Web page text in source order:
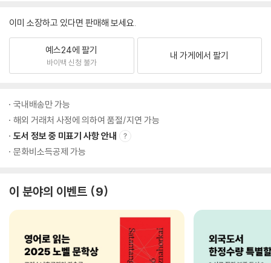
이미 소장하고 있다면 판매해 보세요.
예스24에 팔기
바이백 신청 불가
내 가게에서 팔기
국내배송만 가능
해외 거래처 사정에 의하여 품절/지연 가능
도서 정보 중 미표기 사항 안내
문화비소득공제 가능
이 분야의 이벤트 9